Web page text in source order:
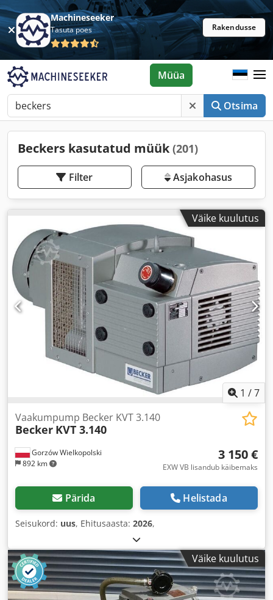
Machineseeker
Tasuta poes Rakendusse
Otsima
Müüa
Beckers kasutatud müük (201)
Filter Asjakohasus
Väike kuulutus
1 /7
Gorzów Wielkopolski
892 km
Vaakumpump Becker KVT 3.140
Becker KVT 3.140
3 150 €
EXW VB lisandub käibemaks
Pärida Helistada
Seisukord: uus, Ehitusaasta: 2026,
Väike kuulutus